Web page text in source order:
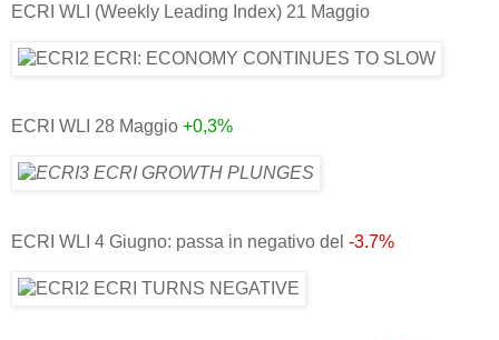
ECRI WLI (Weekly Leading Index) 21 Maggio
ECRI WLI 28 Maggio +0,3%
ECRI WLI 4 Giugno: passa in negativo del -3.7%